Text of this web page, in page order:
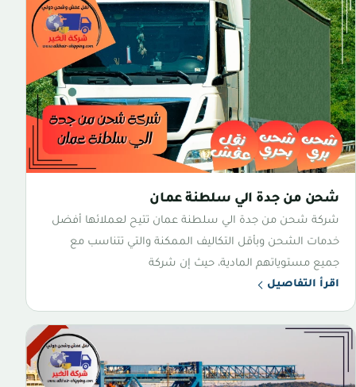
شحن من جدة الي سلطنة عمان
شركة شحن من جدة الي سلطنة عمان تتيح لعملائها أفضل
خدمات الشحن وبأقل التكاليف الممكنة والتي تتناسب مع
جميع مستوياتهم المادية، حيث إن شركة
اقرأ التفاصيل